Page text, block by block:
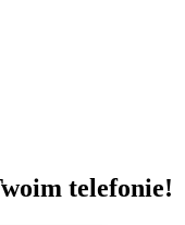
telefonie!